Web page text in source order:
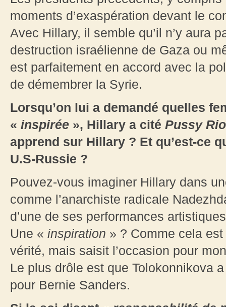
moments d’exaspération devant le
Avec Hillary, il semble qu’il n’y aura
destruction israélienne de Gaza ou
est parfaitement en accord avec la
de démembrer la Syrie.
Lorsqu’on lui a demandé quelles
« inspirée », Hillary a cité Pussy
apprend sur Hillary ? Et qu’est-ce
U.S-Russie ?
Pouvez-vous imaginer Hillary dans
comme l’anarchiste radicale
d’une de ses performances
Une « inspiration » ? Comme cela
vérité, mais saisit l’occasion pour
Le plus drôle est que Tolokonnikova
pour Bernie Sanders.